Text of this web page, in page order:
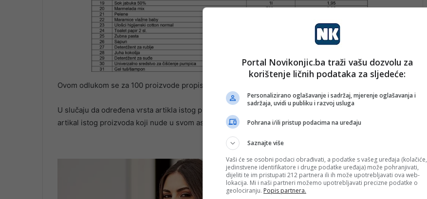
Ovom odlukom se za 100 proizvode propisuje najviši nivo maloprodajnih cijena, u dvije grupe
U slučaju da određena vrsta artikla istog proizvoda nije dostupna u prodaji, trgovci određuju drugi
artikal istog proizvoda koji nude u svom asortimanu, a koji će biti predmet ograničene cijene.
Portal Novikonjic.ba traži vašu dozvolu za
korištenje ličnih podataka za sljedeće:
Personalizirano oglašavanje i sadržaj, mjerenje oglašavanja i
sadržaja, uvidi u publiku i razvoj usluga
Pohrana i/ili pristup podacima na uređaju
Saznajte više
Vaši će se osobni podaci obrađivati, a podatke s vašeg uređaja (kolačiće,
jedinstvene identifikatore i druge podatke uređaja) može pohranjivati,
dijeliti te im pristupati 212 partnera ili ih može upotrebljavati ova web-
lokacija. Mi i naši partneri možemo upotrebljavati precizne podatke o
geolociranju. Popis partnera.